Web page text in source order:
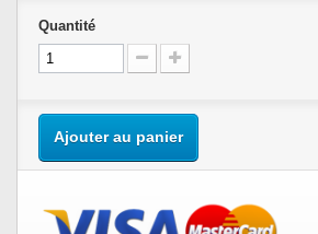
Quantité
Ajouter au panier